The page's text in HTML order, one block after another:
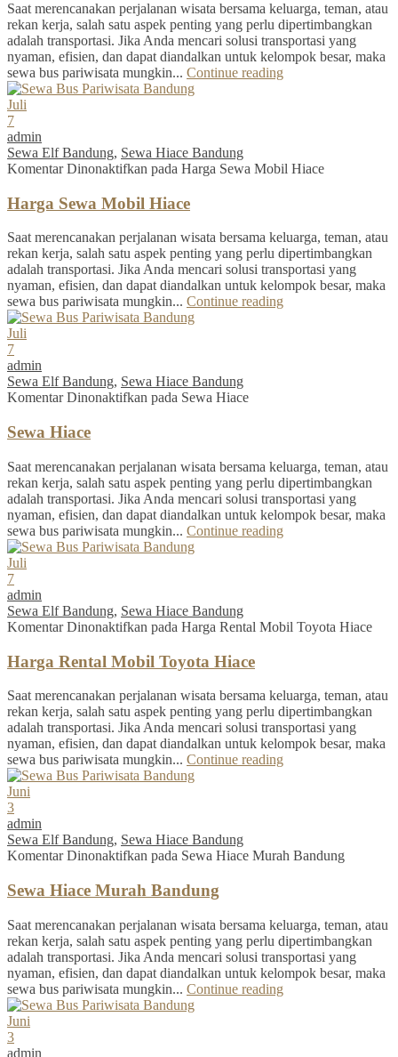
Saat merencanakan perjalanan wisata bersama keluarga, teman, atau
rekan kerja, salah satu aspek penting yang perlu dipertimbangkan
adalah transportasi. Jika Anda mencari solusi transportasi yang
nyaman, efisien, dan dapat diandalkan untuk kelompok besar, maka
sewa bus pariwisata mungkin... Continue reading
Juli
7
admin
Sewa Elf Bandung, Sewa Hiace Bandung
Komentar Dinonaktifkan pada Harga Sewa Mobil Hiace
Harga Sewa Mobil Hiace
Saat merencanakan perjalanan wisata bersama keluarga, teman, atau
rekan kerja, salah satu aspek penting yang perlu dipertimbangkan
adalah transportasi. Jika Anda mencari solusi transportasi yang
nyaman, efisien, dan dapat diandalkan untuk kelompok besar, maka
sewa bus pariwisata mungkin... Continue reading
Juli
7
admin
Sewa Elf Bandung, Sewa Hiace Bandung
Komentar Dinonaktifkan pada Sewa Hiace
Sewa Hiace
Saat merencanakan perjalanan wisata bersama keluarga, teman, atau
rekan kerja, salah satu aspek penting yang perlu dipertimbangkan
adalah transportasi. Jika Anda mencari solusi transportasi yang
nyaman, efisien, dan dapat diandalkan untuk kelompok besar, maka
sewa bus pariwisata mungkin... Continue reading
Juli
7
admin
Sewa Elf Bandung, Sewa Hiace Bandung
Komentar Dinonaktifkan pada Harga Rental Mobil Toyota Hiace
Harga Rental Mobil Toyota Hiace
Saat merencanakan perjalanan wisata bersama keluarga, teman, atau
rekan kerja, salah satu aspek penting yang perlu dipertimbangkan
adalah transportasi. Jika Anda mencari solusi transportasi yang
nyaman, efisien, dan dapat diandalkan untuk kelompok besar, maka
sewa bus pariwisata mungkin... Continue reading
Juni
3
admin
Sewa Elf Bandung, Sewa Hiace Bandung
Komentar Dinonaktifkan pada Sewa Hiace Murah Bandung
Sewa Hiace Murah Bandung
Saat merencanakan perjalanan wisata bersama keluarga, teman, atau
rekan kerja, salah satu aspek penting yang perlu dipertimbangkan
adalah transportasi. Jika Anda mencari solusi transportasi yang
nyaman, efisien, dan dapat diandalkan untuk kelompok besar, maka
sewa bus pariwisata mungkin... Continue reading
Juni
3
admin